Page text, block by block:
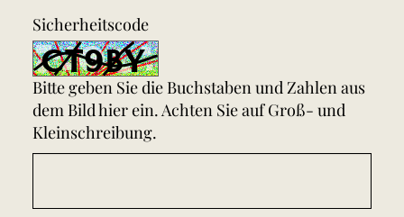
Sicherheitscode
Bitte geben Sie die Buchstaben und Zahlen aus
dem Bild hier ein. Achten Sie auf Groß- und
Kleinschreibung.